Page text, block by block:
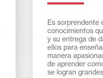
Es sorprendente
conocimientos
y su entrega de
ellos para
manera
de aprender
se logran